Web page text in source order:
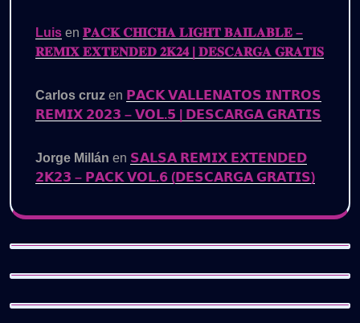
Luis en 𝐏𝐀𝐂𝐊 𝐂𝐇𝐈𝐂𝐇𝐀 𝐋𝐈𝐆𝐇𝐓 𝐁𝐀𝐈𝐋𝐀𝐁𝐋𝐄 –
𝐑𝐄𝐌𝐈𝐗 𝐄𝐗𝐓𝐄𝐍𝐃𝐄𝐃 𝟐𝐊𝟐𝟒 | 𝐃𝐄𝐒𝐂𝐀𝐑𝐆𝐀 𝐆𝐑𝐀𝐓𝐈𝐒
Carlos cruz en 𝗣𝗔𝗖𝗞 𝗩𝗔𝗟𝗟𝗘𝗡𝗔𝗧𝗢𝗦 𝗜𝗡𝗧𝗥𝗢𝗦
𝗥𝗘𝗠𝗜𝗫 𝟮𝟬𝟮𝟯 – 𝗩𝗢𝗟.𝟱 | 𝗗𝗘𝗦𝗖𝗔𝗥𝗚𝗔 𝗚𝗥𝗔𝗧𝗜𝗦
Jorge Millán en 𝗦𝗔𝗟𝗦𝗔 𝗥𝗘𝗠𝗜𝗫 𝗘𝗫𝗧𝗘𝗡𝗗𝗘𝗗
𝟮𝗞𝟮𝟯 – 𝗣𝗔𝗖𝗞 𝗩𝗢𝗟.𝟲 (𝗗𝗘𝗦𝗖𝗔𝗥𝗚𝗔 𝗚𝗥𝗔𝗧𝗜𝗦)